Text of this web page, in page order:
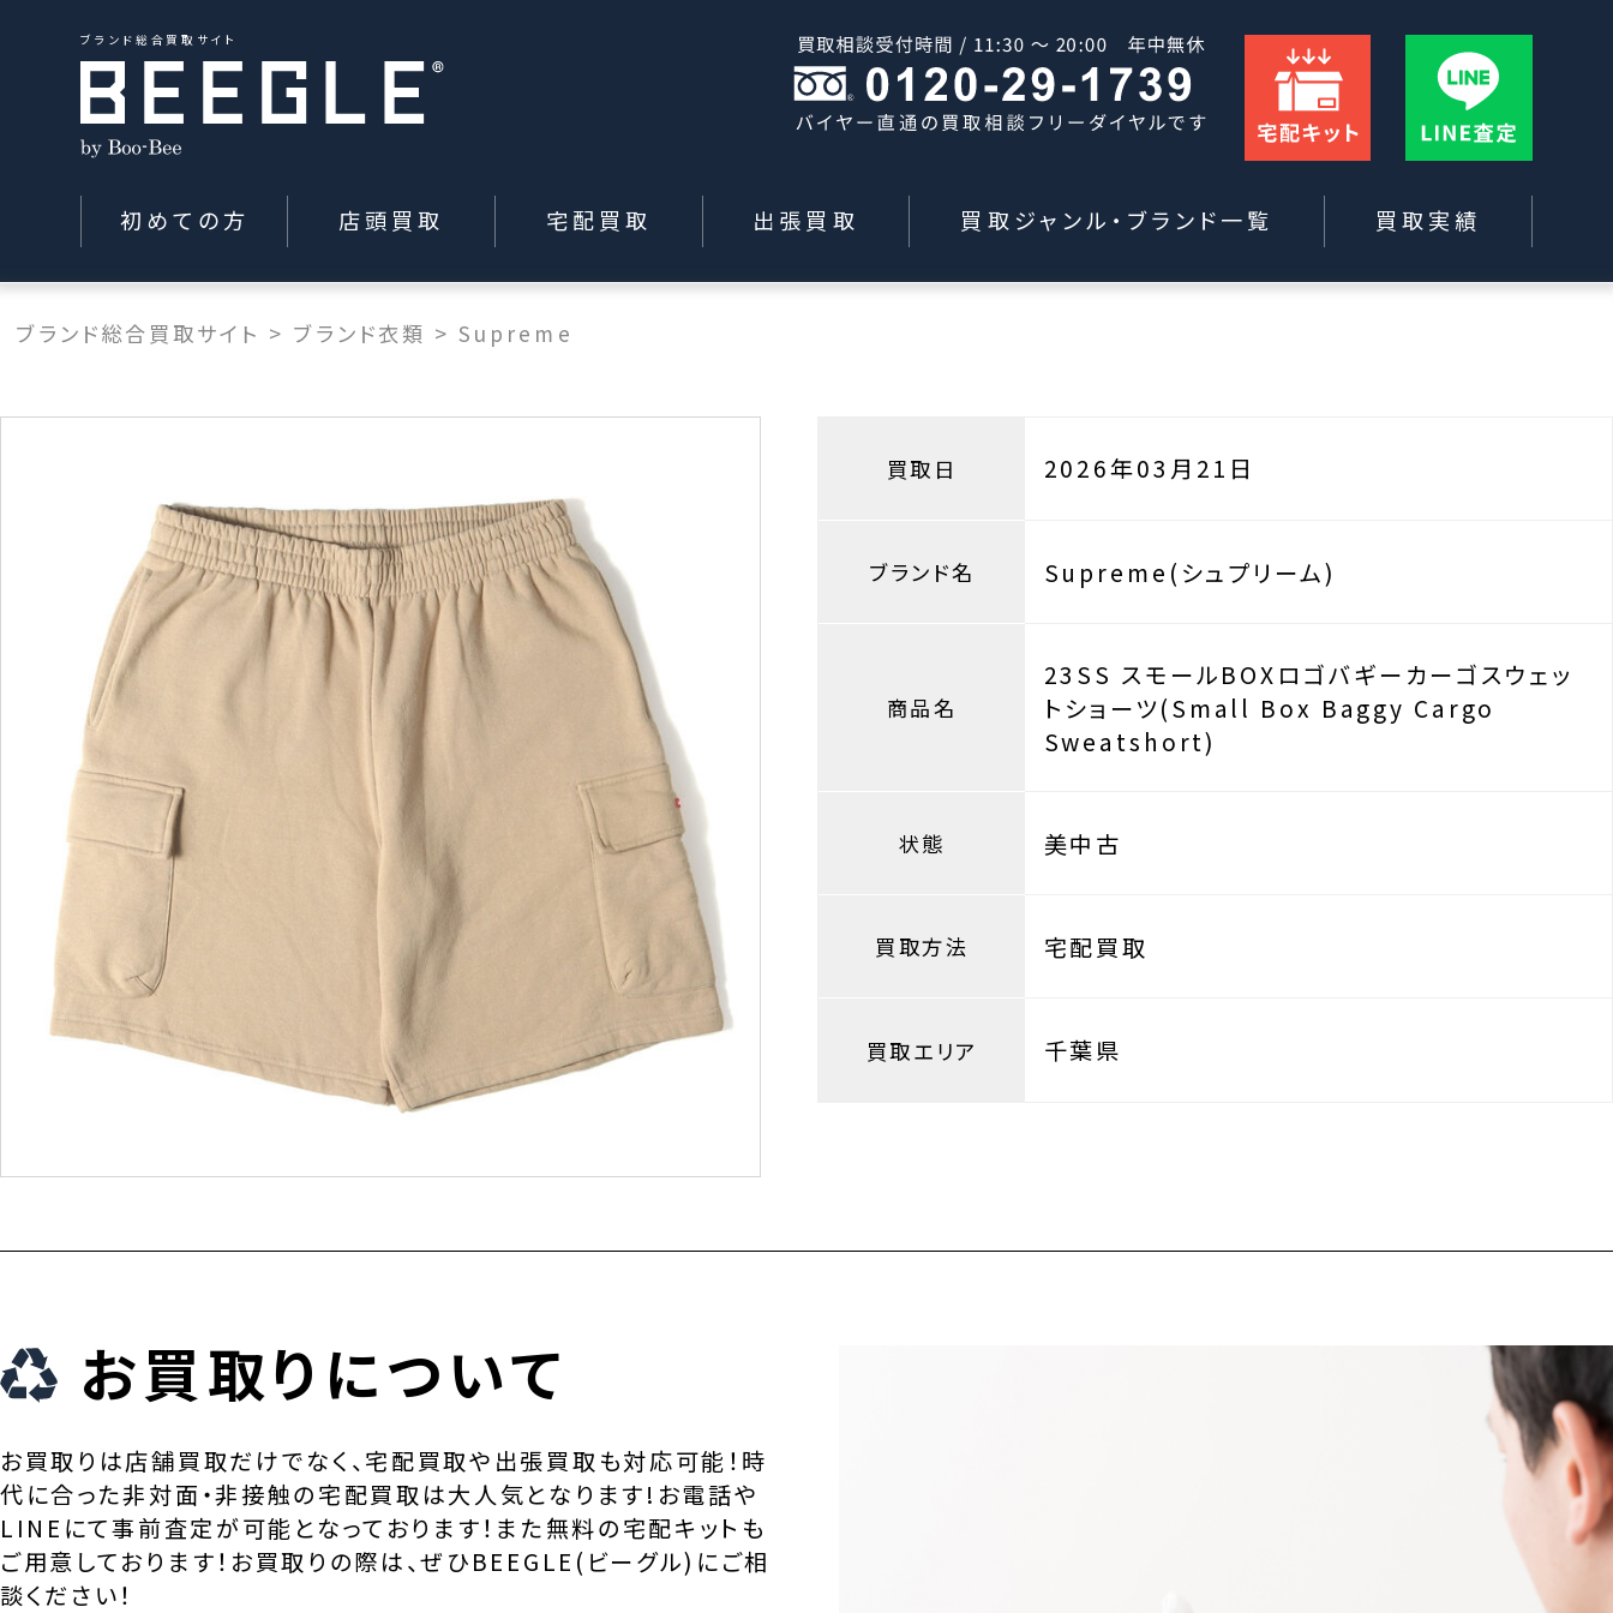
ブランド総合買取サイト
初めての方 店頭買取 宅配買取 出張買取 買取ジャンル・ブランド一覧 買取実績
ブランド総合買取サイト > ブランド衣類 >Supreme
買取日 2026年03月21日
ブランド名 Supreme(シュプリーム)
商品名
23SS スモールBOXロゴバギーカーゴスウェッ
トショーツ(Small Box Baggy Cargo
Sweatshort)
状態 美中古
買取方法 宅配買取
買取エリア 千葉県
お買取りについて
お買取りは店舗買取だけでなく、宅配買取や出張買取も対応可能！時
代に合った非対面・非接触の宅配買取は大人気となります!お電話や
LINEにて事前査定が可能となっております！また無料の宅配キットも
ご用意しております！お買取りの際は、ぜひBEEGLE(ビーグル)にご相
談ください！